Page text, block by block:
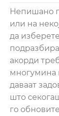
Непишано
или на
да
акорди
многумина
даваат
што
го